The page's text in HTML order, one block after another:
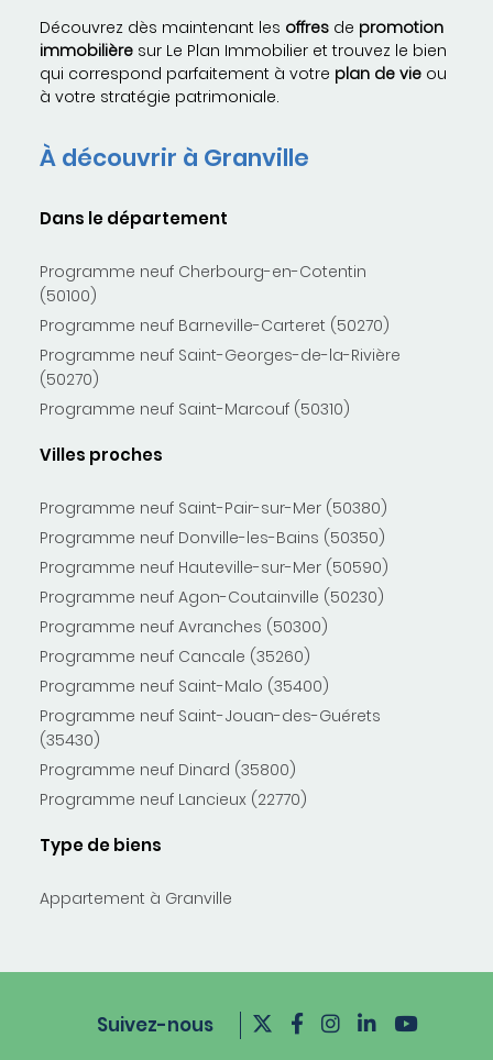
Découvrez dès maintenant les offres de promotion
immobilière sur Le Plan Immobilier et trouvez le bien
qui correspond parfaitement à votre plan de vie ou
à votre stratégie patrimoniale.
À découvrir à Granville
Dans le département
Programme neuf Cherbourg-en-Cotentin
(50100)
Programme neuf Barneville-Carteret (50270)
Programme neuf Saint-Georges-de-la-Rivière
(50270)
Programme neuf Saint-Marcouf (50310)
Villes proches
Programme neuf Saint-Pair-sur-Mer (50380)
Programme neuf Donville-les-Bains (50350)
Programme neuf Hauteville-sur-Mer (50590)
Programme neuf Agon-Coutainville (50230)
Programme neuf Avranches (50300)
Programme neuf Cancale (35260)
Programme neuf Saint-Malo (35400)
Programme neuf Saint-Jouan-des-Guérets
(35430)
Programme neuf Dinard (35800)
Programme neuf Lancieux (22770)
Type de biens
Appartement à Granville
Suivez-nous